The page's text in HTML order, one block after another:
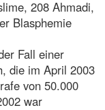
208 Ahmadi,
Blasphemie
Fall einer
die im April 2003
von 50.000
war